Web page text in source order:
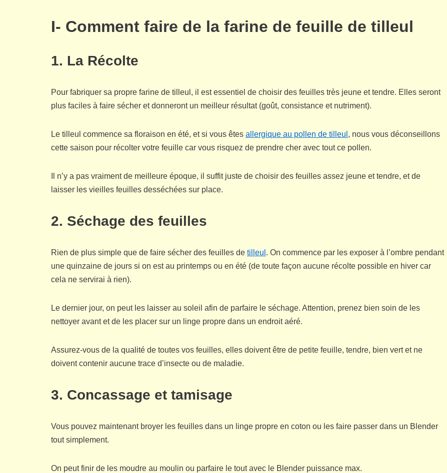
I- Comment faire de la farine de feuille de tilleul
1. La Récolte
Pour fabriquer sa propre farine de tilleul, il est essentiel de choisir des feuilles très jeune et tendre. Elles seront
plus faciles à faire sécher et donneront un meilleur résultat (goût, consistance et nutriment).
Le tilleul commence sa floraison en été, et si vous êtes allergique au pollen de tilleul , nous vous déconseillons
cette saison pour récolter votre feuille car vous risquez de prendre cher avec tout ce pollen.
Il n’y a pas vraiment de meilleure époque, il suffit juste de choisir des feuilles assez jeune et tendre, et de
laisser les vieilles feuilles desséchées sur place.
2. Séchage des feuilles
Rien de plus simple que de faire sécher des feuilles de tilleul . On commence par les exposer à l’ombre pendant
une quinzaine de jours si on est au printemps ou en été (de toute façon aucune récolte possible en hiver car
cela ne servirai à rien).
Le dernier jour, on peut les laisser au soleil afin de parfaire le séchage. Attention, prenez bien soin de les
nettoyer avant et de les placer sur un linge propre dans un endroit aéré.
Assurez-vous de la qualité de toutes vos feuilles, elles doivent être de petite feuille, tendre, bien vert et ne
doivent contenir aucune trace d’insecte ou de maladie.
3. Concassage et tamisage
Vous pouvez maintenant broyer les feuilles dans un linge propre en coton ou les faire passer dans un Blender
tout simplement.
On peut finir de les moudre au moulin ou parfaire le tout avec le Blender puissance max.